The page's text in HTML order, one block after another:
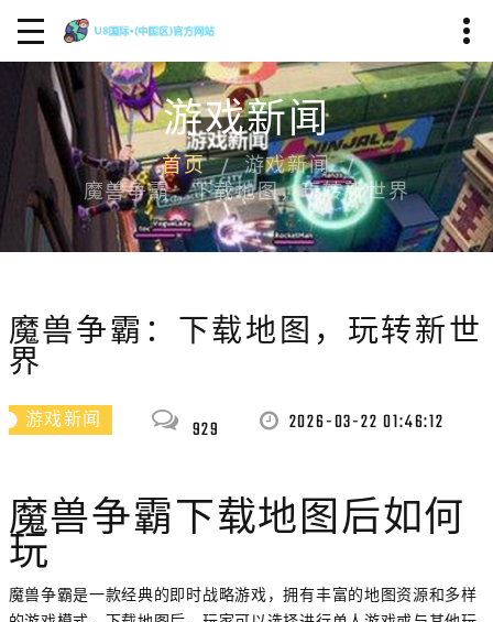
游戏新闻
首页
游戏新闻
魔兽争霸：下载地图，玩转新世界
魔兽争霸：下载地图，玩转新世
界
游戏新闻 929 2026-03-22 01:46:12
魔兽争霸下载地图后如何
玩
魔兽争霸是一款经典的即时战略游戏，拥有丰富的地图资源和多样